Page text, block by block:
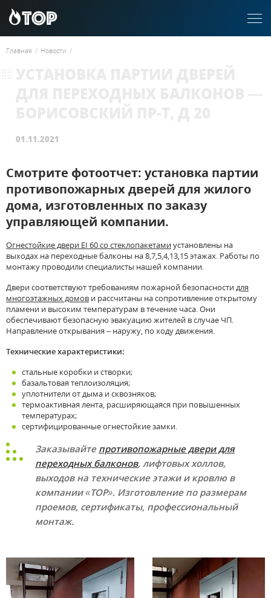
Главная / Новости /
01.11.2021
Смотрите фотоотчет: установка партии
противопожарных дверей для жилого
дома, изготовленных по заказу
управляющей компании.
Огнестойкие двери EI 60 со стеклопакетамиустановлены на
выходах на переходные балконы на 8,7,5,4,13,15 этажах. Работы по
монтажу проводили специалисты нашей компании.
Двери соответствуют требованиям пожарной безопасностидля
многоэтажных домов и рассчитаны на сопротивление открытому
пламени и высоким температурам в течение часа. Они
обеспечивают безопасную эвакуацию жителей в случае ЧП.
Направление открывания – наружу, по ходу движения.
Технические характеристики:
стальные коробки и створки;
базальтовая теплоизоляция;
уплотнители от дыма и сквозняков;
термоактивная лента, расширяющаяся при повышенных
температурах;
сертифицированные огнестойкие замки.
Заказывайте противопожарные двери для
переходных балконов, лифтовых холлов,
выходов на технические этажи и кровлю в
компании «ТОР». Изготовление по размерам
проемов, сертификаты, профессиональный
монтаж.